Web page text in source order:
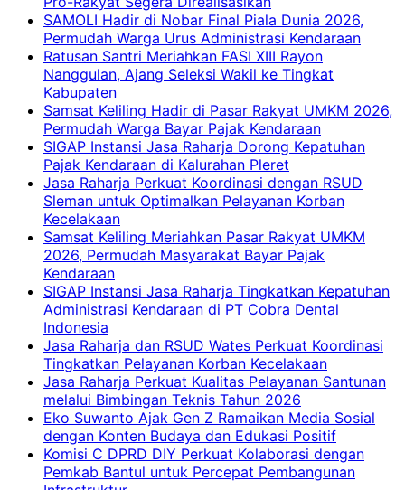
SAMOLI Hadir di Nobar Final Piala Dunia 2026,
Permudah Warga Urus Administrasi Kendaraan
Ratusan Santri Meriahkan FASI XIII Rayon
Nanggulan, Ajang Seleksi Wakil ke Tingkat
Kabupaten
Samsat Keliling Hadir di Pasar Rakyat UMKM 2026,
Permudah Warga Bayar Pajak Kendaraan
SIGAP Instansi Jasa Raharja Dorong Kepatuhan
Pajak Kendaraan di Kalurahan Pleret
Jasa Raharja Perkuat Koordinasi dengan RSUD
Sleman untuk Optimalkan Pelayanan Korban
Kecelakaan
Samsat Keliling Meriahkan Pasar Rakyat UMKM
2026, Permudah Masyarakat Bayar Pajak
Kendaraan
SIGAP Instansi Jasa Raharja Tingkatkan Kepatuhan
Administrasi Kendaraan di PT Cobra Dental
Indonesia
Jasa Raharja dan RSUD Wates Perkuat Koordinasi
Tingkatkan Pelayanan Korban Kecelakaan
Jasa Raharja Perkuat Kualitas Pelayanan Santunan
melalui Bimbingan Teknis Tahun 2026
Eko Suwanto Ajak Gen Z Ramaikan Media Sosial
dengan Konten Budaya dan Edukasi Positif
Komisi C DPRD DIY Perkuat Kolaborasi dengan
Pemkab Bantul untuk Percepat Pembangunan